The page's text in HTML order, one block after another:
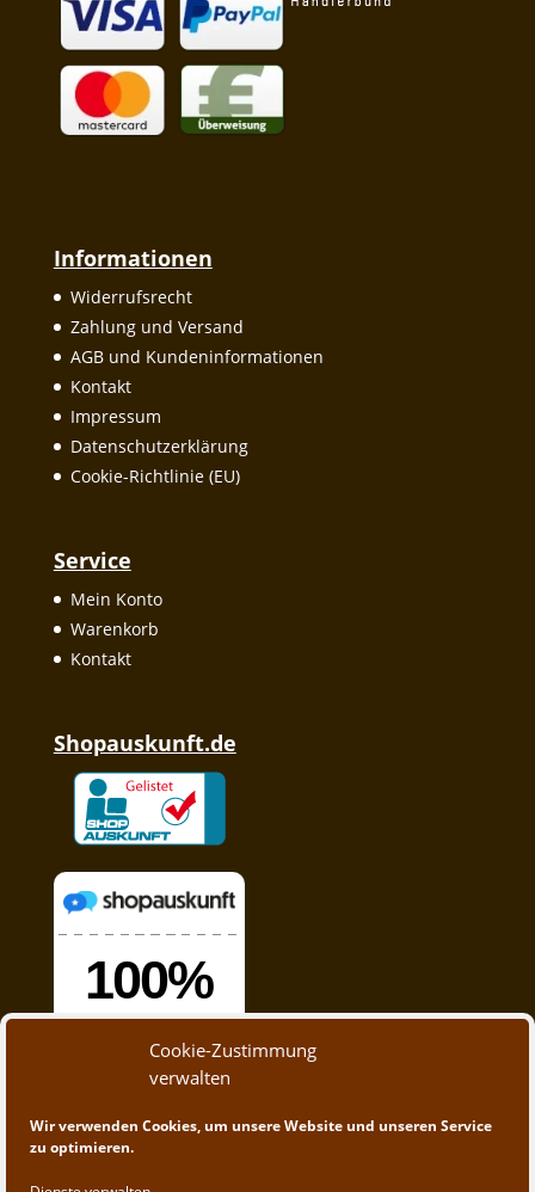
Cookie-Zustimmung
verwalten
Wir verwenden Cookies, um unsere Website und unseren Service
zu optimieren.
Informationen
Widerrufsrecht
Zahlung und Versand
AGB und Kundeninformationen
Kontakt
Impressum
Datenschutzerklärung
Cookie-Richtlinie (EU)
Service
Mein Konto
Warenkorb
Kontakt
Shopauskunft.de